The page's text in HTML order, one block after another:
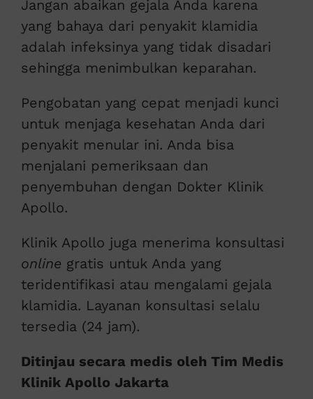
Jangan abaikan gejala Anda karena
yang bahaya dari penyakit klamidia
adalah infeksinya yang tidak disadari
sehingga menimbulkan keparahan.
Pengobatan yang cepat menjadi kunci
untuk menjaga kesehatan Anda dari
penyakit menular ini. Anda bisa
menjalani pemeriksaan dan
penyembuhan dengan Dokter Klinik
Apollo.
Klinik Apollo juga menerima konsultasi
online gratis untuk Anda yang
teridentifikasi atau mengalami gejala
klamidia. Layanan konsultasi selalu
tersedia (24 jam).
Ditinjau secara medis oleh Tim Medis
Klinik Apollo Jakarta